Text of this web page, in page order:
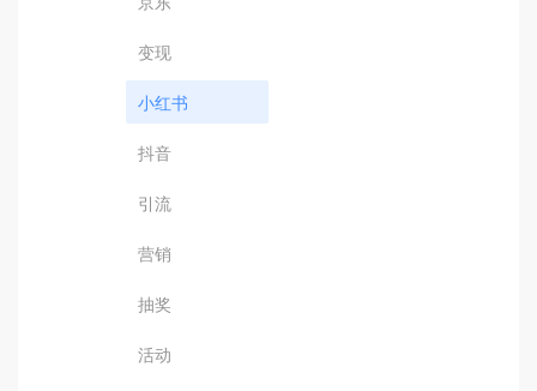
变现
小红书
抖音
引流
营销
抽奖
活动